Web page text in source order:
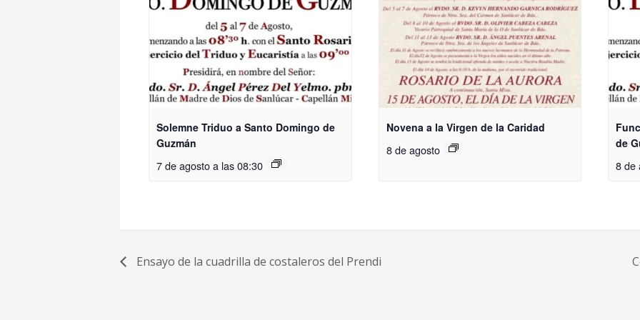
Solemne Triduo a Santo Domingo de
Guzmán
7 de agosto a las 08:30
Novena a la Virgen de la Caridad
8 de agosto
de
8 de
Ensayo de la cuadrilla de costaleros del Prendi